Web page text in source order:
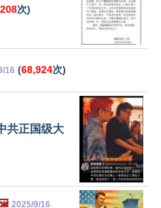
次)
16 (68,924次)
共正国级大
2025/9/16